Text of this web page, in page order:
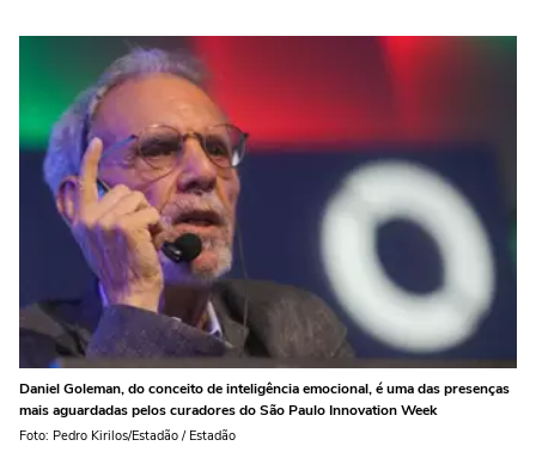
Daniel Goleman, do conceito de inteligência emocional, é uma das presenças
mais aguardadas pelos curadores do São Paulo Innovation Week
Foto: Pedro Kirilos/Estadão / Estadão